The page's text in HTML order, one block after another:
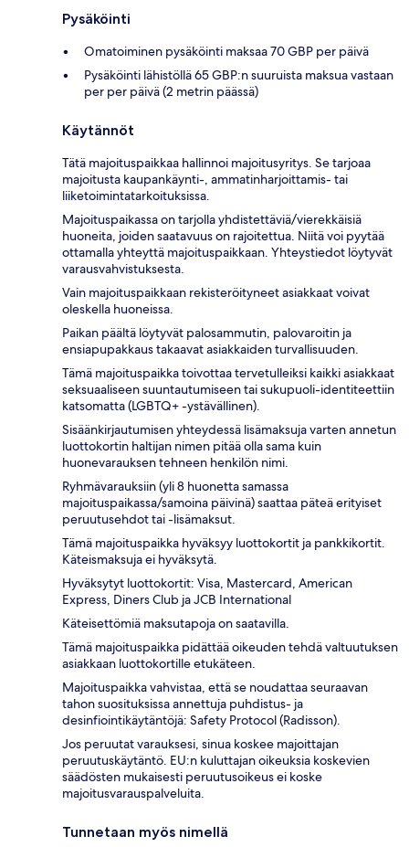
Pysäköinti
Omatoiminen pysäköinti maksaa 70 GBP per päivä
Pysäköinti lähistöllä 65 GBP:n suuruista maksua vastaan
per per päivä (2 metrin päässä)
Käytännöt
Tätä majoituspaikkaa hallinnoi majoitusyritys. Se tarjoaa
majoitusta kaupankäynti-, ammatinharjoittamis- tai
liiketoimintatarkoituksissa.
Majoituspaikassa on tarjolla yhdistettäviä/vierekkäisiä
huoneita, joiden saatavuus on rajoitettua. Niitä voi pyytää
ottamalla yhteyttä majoituspaikkaan. Yhteystiedot löytyvät
varausvahvistuksesta.
Vain majoituspaikkaan rekisteröityneet asiakkaat voivat
oleskella huoneissa.
Paikan päältä löytyvät palosammutin, palovaroitin ja
ensiapupakkaus takaavat asiakkaiden turvallisuuden.
Tämä majoituspaikka toivottaa tervetulleiksi kaikki asiakkaat
seksuaaliseen suuntautumiseen tai sukupuoli-identiteettiin
katsomatta (LGBTQ+ -ystävällinen).
Sisäänkirjautumisen yhteydessä lisämaksuja varten annetun
luottokortin haltijan nimen pitää olla sama kuin
huonevarauksen tehneen henkilön nimi.
Ryhmävarauksiin (yli 8 huonetta samassa
majoituspaikassa/samoina päivinä) saattaa päteä erityiset
peruutusehdot tai -lisämaksut.
Tämä majoituspaikka hyväksyy luottokortit ja pankkikortit.
Käteismaksuja ei hyväksytä.
Hyväksytyt luottokortit: Visa, Mastercard, American
Express, Diners Club ja JCB International
Käteisettömiä maksutapoja on saatavilla.
Tämä majoituspaikka pidättää oikeuden tehdä valtuutuksen
asiakkaan luottokortille etukäteen.
Majoituspaikka vahvistaa, että se noudattaa seuraavan
tahon suosituksissa annettuja puhdistus- ja
desinfiointikäytäntöjä: Safety Protocol (Radisson).
Jos peruutat varauksesi, sinua koskee majoittajan
peruutuskäytäntö. EU:n kuluttajan oikeuksia koskevien
säädösten mukaisesti peruutusoikeus ei koske
majoitusvarauspalveluita.
Tunnetaan myös nimellä